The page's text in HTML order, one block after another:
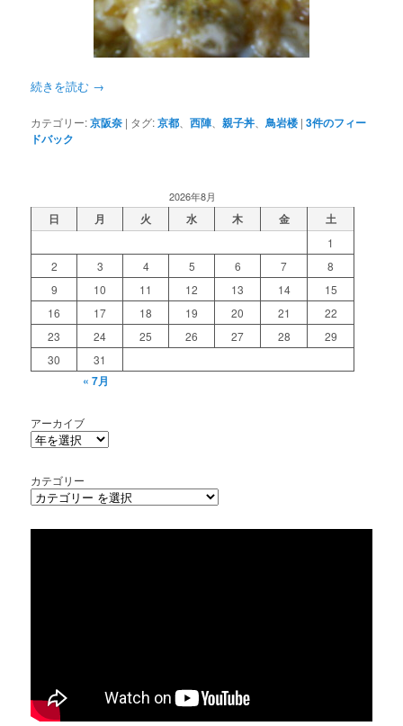
続きを読む →
カテゴリー:京阪奈 | タグ:京都 、西陣 、親子丼 、鳥岩楼 |3件のフィー
ドバック
2026年8月
日 月 火 水 木 金 土
1
2
3 4 5 6 7
8
9
10 11 12 13 14
15
16
17 18 19 20 21
22
23
24 25 26 27 28
29
30
31
« 7月
アーカイブ
カテゴリー